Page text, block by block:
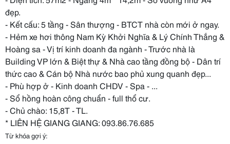
đẹp.
- Kết cấu: 5 tầng - Sân thượng - BTCT nhà còn mới ở ngay.
- Hẻm xe hơi thông Nam Kỳ Khởi Nghĩa & Lý Chính Thắng &
Hoàng sa - Vị trí kinh doanh đa ngành - Trước nhà là
Building VP lớn & Biệt thự & Nhà cao tầng đồng bộ - Dân trí
thức cao & Cán bộ Nhà nước bao phủ xung quanh đẹp...
- Phù hợp ở - Kinh doanh CHDV - Spa - ...
- Sổ hồng hoàn công chuẩn - full thổ cư.
- Chủ chào: 15,8T - TL.
* LIÊN HỆ GIANG GIANG: 093.86.76.685
Từ khóa gợi ý: